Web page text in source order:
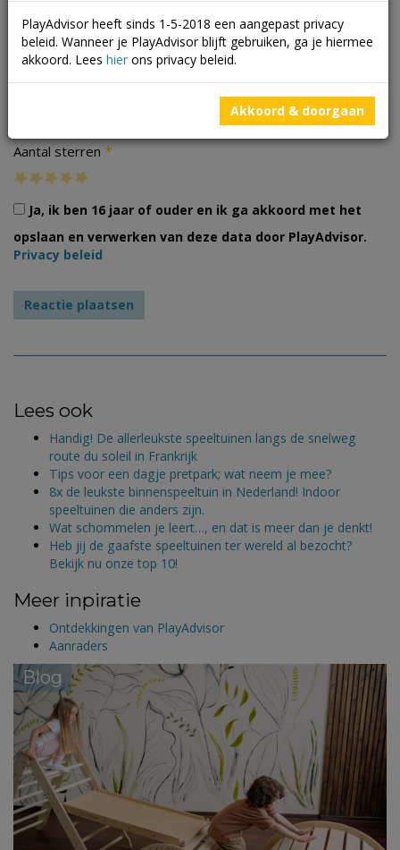
Aantal sterren *
Ja, ik ben 16 jaar of ouder en ik ga akkoord met het
opslaan en verwerken van deze data door PlayAdvisor.
Privacy beleid
Lees ook
Handig! De allerleukste speeltuinen langs de snelweg
route du soleil in Frankrijk
Tips voor een dagje pretpark; wat neem je mee?
8x de leukste binnenspeeltuin in Nederland! Indoor
speeltuinen die anders zijn.
Wat schommelen je leert…, en dat is meer dan je denkt!
Heb jij de gaafste speeltuinen ter wereld al bezocht?
Bekijk nu onze top 10!
Meer inpiratie
Ontdekkingen van PlayAdvisor
Aanraders
Blog
PlayAdvisor heeft sinds 1-5-2018 een aangepast privacy
beleid. Wanneer je PlayAdvisor blijft gebruiken, ga je hiermee
akkoord. Lees hier ons privacy beleid.
Akkoord & doorgaan